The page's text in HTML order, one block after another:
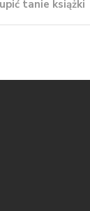
tanie książki